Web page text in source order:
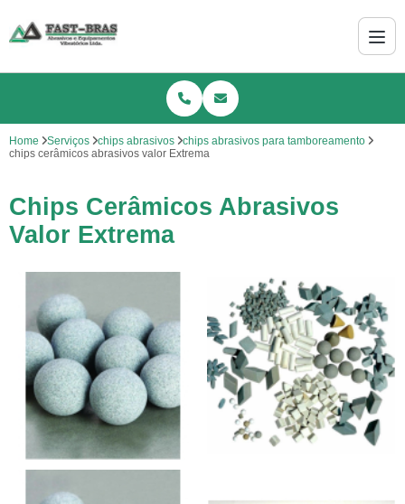
Home Serviços chips abrasivos
chips abrasivos para tamboreamento
chips cerâmicos abrasivos valor Extrema
Chips Cerâmicos Abrasivos
Valor Extrema